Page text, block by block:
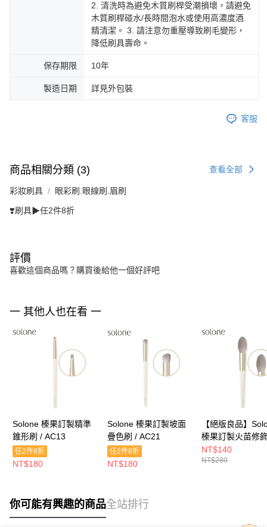
2. 清洗時為避免木質刷桿受潮損壞，請避免
木質刷桿碰水/長時間泡水或使用高濃度酒
精清潔。 3. 請注意勿重壓導致刷毛變形，
降低刷具壽命。
保存期限 10年
製造日期 詳見外包裝
客服
商品相關分類 (3) 查看全部
彩妝刷具 眼彩刷.眼線刷.眉刷
❣️刷具▶任2件8折
評價
喜歡這個商品嗎？購買後給他一個好評吧
一 其他人也在看 一
Solone 榛果訂製精準
錐形刷 / AC13
任2件8折
NT$180
Solone 榛果訂製坡面
疊色刷 / AC21
任2件8折
NT$180
【絕版良品】
榛果訂製火苗修
AC05
NT$140
NT$280
你可能有興趣的商品全站排行